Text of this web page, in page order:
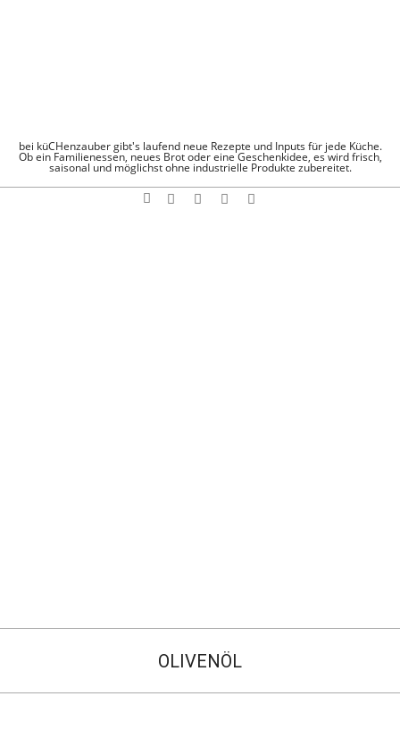
bei küCHenzauber gibt's laufend neue Rezepte und Inputs für jede Küche.
Ob ein Familienessen, neues Brot oder eine Geschenkidee, es wird frisch,
saisonal und möglichst ohne industrielle Produkte zubereitet.
Search
OLIVENÖL